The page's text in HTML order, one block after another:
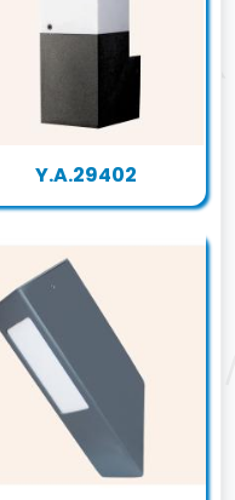
Y.A.29402